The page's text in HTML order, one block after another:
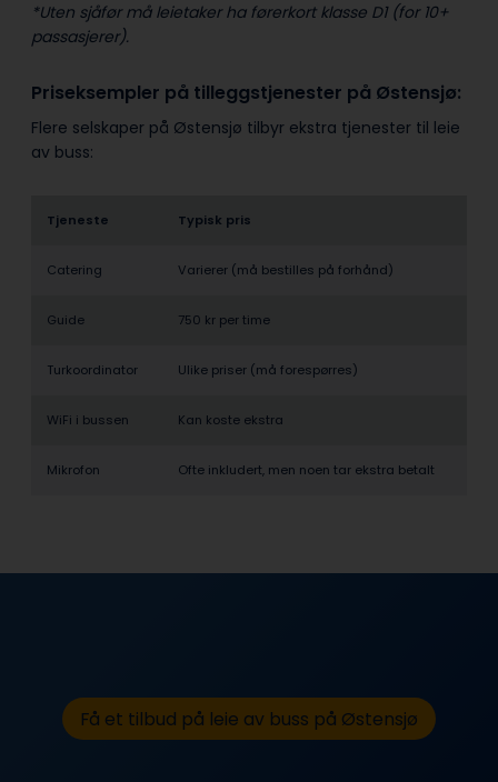
*Uten sjåfør må leietaker ha førerkort klasse D1 (for 10+
passasjerer).
Priseksempler på tilleggstjenester på Østensjø:
Flere selskaper på Østensjø tilbyr ekstra tjenester til leie
av buss:
Tjeneste Typisk pris
Catering Varierer (må bestilles på forhånd)
Guide 750 kr per time
Turkoordinator Ulike priser (må forespørres)
WiFi i bussen Kan koste ekstra
Mikrofon Ofte inkludert, men noen tar ekstra betalt
Få et tilbud på leie av buss på Østensjø